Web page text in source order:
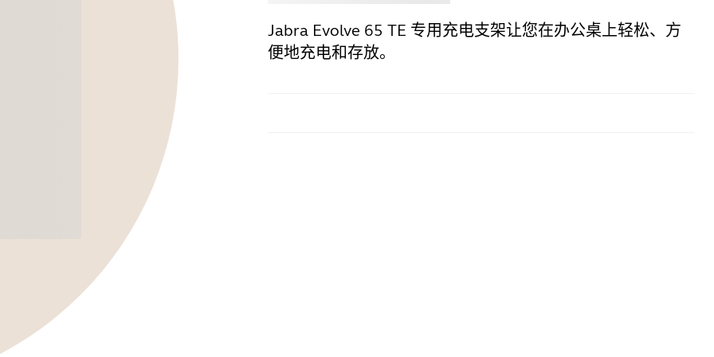
Jabra Evolve 65 TE 专用充电支架让您在办公桌上轻松、方
便地充电和存放。